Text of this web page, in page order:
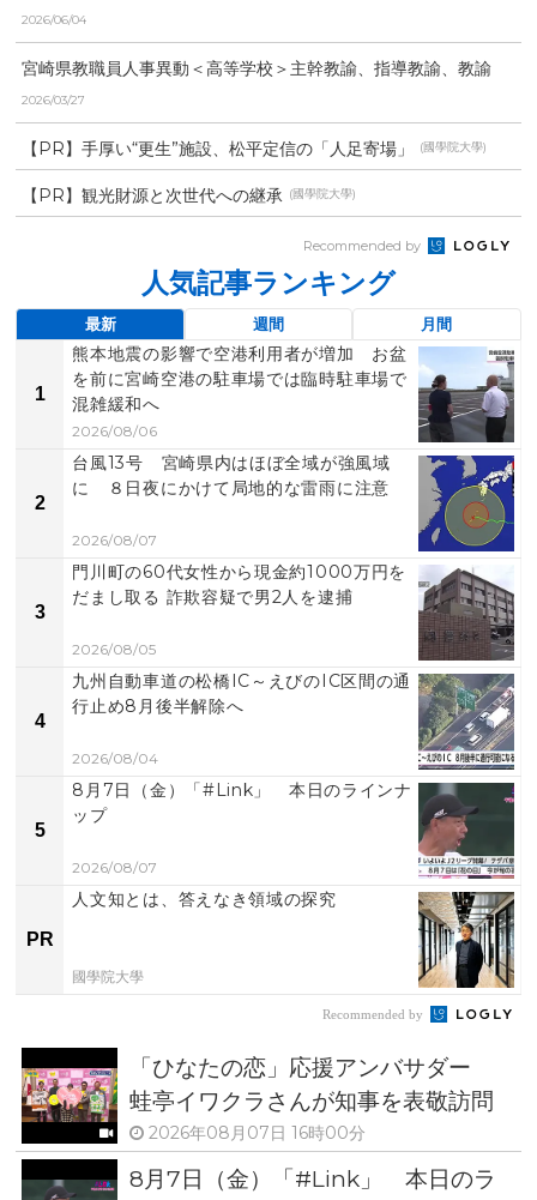
元県議の右松氏、元...
2026/06/04
宮崎県教職員人事異動＜高等学校＞主幹教諭、指導教諭、教諭
等、養護教諭、事務職員、...
2026/03/27
【PR】手厚い“更生”施設、松平定信の「人足寄場」 (國學院大學)
【PR】観光財源と次世代への継承 (國學院大學)
Recommended by
人気記事ランキング
最新 週間 月間
1
熊本地震の影響で空港利用者が増加 お盆
を前に宮崎空港の駐車場では臨時駐車場で
混雑緩和へ
2026/08/06
2
台風13号 宮崎県内はほぼ全域が強風域
に ８日夜にかけて局地的な雷雨に注意
2026/08/07
3
門川町の60代女性から現金約1000万円を
だまし取る 詐欺容疑で男2人を逮捕
2026/08/05
4
九州自動車道の松橋IC～えびのIC区間の通
行止め8月後半解除へ
2026/08/04
5
8月7日（金）「#Link」 本日のラインナ
ップ
2026/08/07
PR
人文知とは、答えなき領域の探究
國學院大學
Recommended by
「ひなたの恋」応援アンバサダー
蛙亭イワクラさんが知事を表敬訪問
2026年08月07日 16時00分
8月7日（金）「#Link」 本日のラ